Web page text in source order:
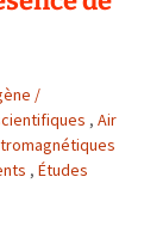
/
, Air
, Études